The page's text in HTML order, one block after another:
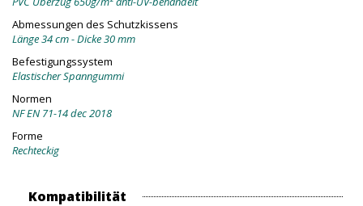
Abmessungen des Schutzkissens
Länge 34 cm - Dicke 30 mm
Befestigungssystem
Elastischer Spanngummi
Normen
NF EN 71-14 dec 2018
Forme
Rechteckig
Kompatibilität